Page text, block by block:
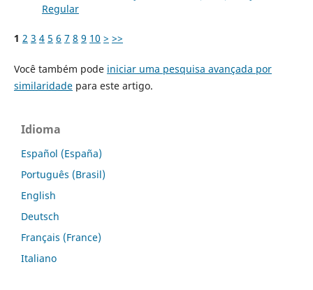
Regular
1 2 3 4 5 6 7 8 9 10 > >>
Você também pode iniciar uma pesquisa avançada por
similaridadepara este artigo.
Idioma
Español (España)
Português (Brasil)
English
Deutsch
Français (France)
Italiano